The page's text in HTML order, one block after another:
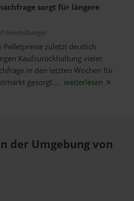
sorgt für längere
Weichslberger
zuletzt deutlich
Kaufzurückhaltung vieler
in den letzten Wochen für
gesorgt.... weiterlesen
der Umgebung von